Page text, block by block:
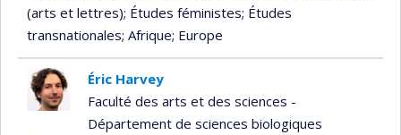
(arts et lettres); Études féministes; Études
transnationales; Afrique; Europe
Éric Harvey
Faculté des arts et des sciences -
Département de sciences biologiques